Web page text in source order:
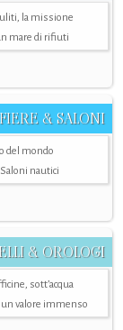
la missione
mare di rifiuti
FIERE & SALONI
del mondo
nautici
& OROLOGI
sott’acqua
un valore immenso